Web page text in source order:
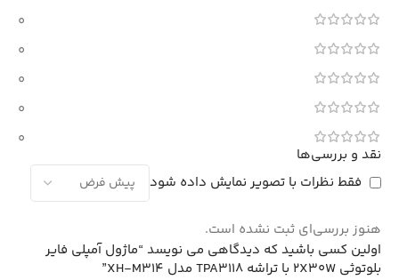
0
0
0
0
0
نقد و بررسی‌ها
فقط نظرات با تصویر نمایش داده شود
هنوز بررسی‌ای ثبت نشده است.
اولین کسی باشید که دیدگاهی می نویسد “ماژول آمپلی فایر
بلوتوثی 2X30W با تراشه TPA3118 مدل XH-M314”